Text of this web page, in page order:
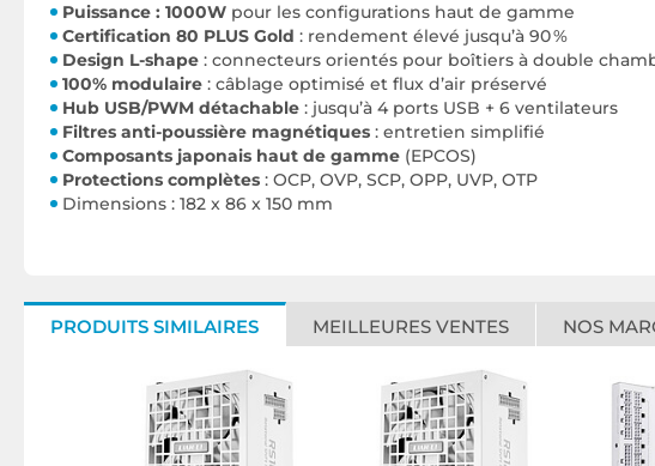
Puissance : 1000W pour les configurations haut de gamme
Certification 80 PLUS Gold : rendement élevé jusqu’à 90 %
Design L-shape : connecteurs orientés pour boîtiers à double
100% modulaire : câblage optimisé et flux d’air préservé
Hub USB/PWM détachable : jusqu’à 4 ports USB + 6 ventilateurs
Filtres anti-poussière magnétiques : entretien simplifié
Composants japonais haut de gamme (EPCOS)
Protections complètes : OCP, OVP, SCP, OPP, UVP, OTP
Dimensions : 182 x 86 x 150 mm
PRODUITS SIMILAIRES MEILLEURES VENTES NOS